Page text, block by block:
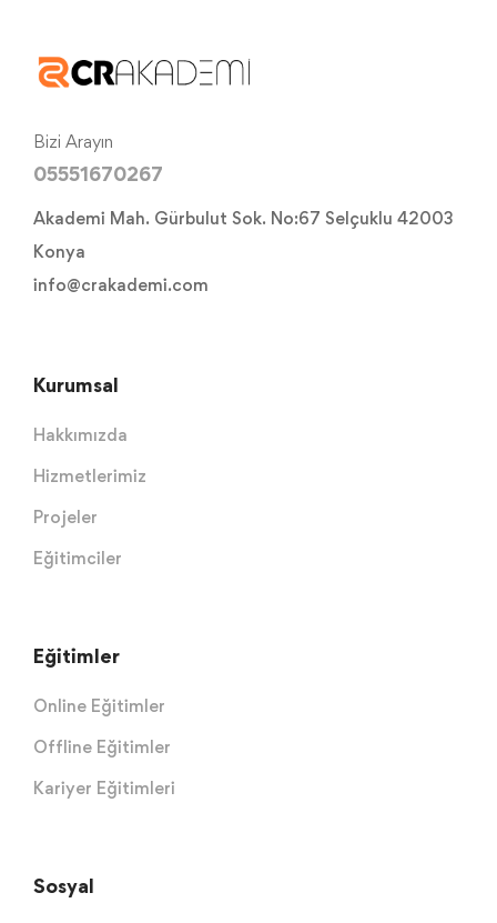
Bizi Arayın
05551670267
Akademi Mah. Gürbulut Sok. No:67 Selçuklu 42003
Konya
info@crakademi.com
Kurumsal
Hakkımızda
Hizmetlerimiz
Projeler
Eğitimciler
Eğitimler
Online Eğitimler
Offline Eğitimler
Kariyer Eğitimleri
Sosyal